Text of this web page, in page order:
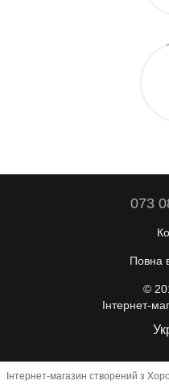
073
Повна
©
Інтернет-
Інтернет-магазин створений з